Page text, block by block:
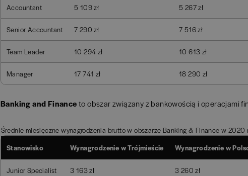
Accountant 5 109 zł 5 267 zł
Senior Accountant 7 290 zł 7 516 zł
Team Leader 10 294 zł 10 613 zł
Manager 17 741 zł 18 290 zł
Banking and Financeto obszar związany z bankowością i operacjami
Średnie miesięczne wynagrodzenia brutto w obszarze Banking & Finance w 2020
Stanowisko
Wynagrodzenie w Trójmieście Wynagrodzenie w
Junior Specialist 3 163 zł 3 260 zł